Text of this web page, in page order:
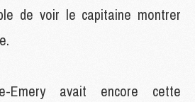
de voir le capitaine montrer
Emery avait encore cette